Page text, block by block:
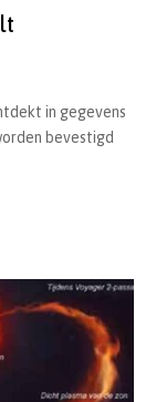
in gegevens
bevestigd